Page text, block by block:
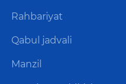
Rahbariyat
Qabul jadvali
Manzil